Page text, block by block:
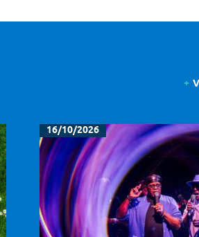
16/10/2026